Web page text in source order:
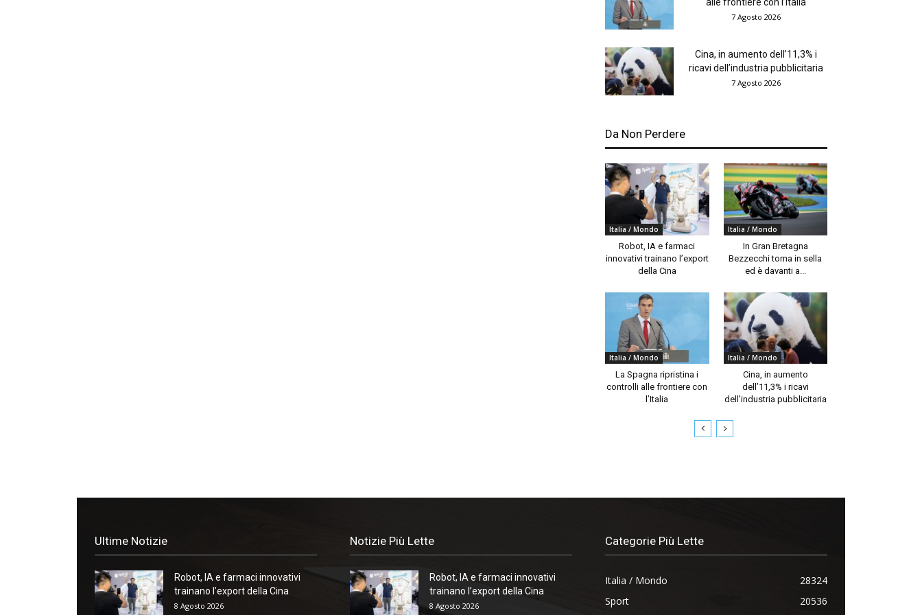
alle frontiere con l’Italia
7 Agosto 2026
Cina, in aumento dell’11,3% i
ricavi dell’industria pubblicitaria
7 Agosto 2026
Da Non Perdere
Italia / Mondo
Robot, IA e farmaci
innovativi trainano l’export
della Cina
Italia / Mondo
In Gran Bretagna
Bezzecchi torna in sella
ed è davanti a...
Italia / Mondo
La Spagna ripristina i
controlli alle frontiere con
l’Italia
Italia / Mondo
Cina, in aumento
dell’11,3% i ricavi
dell’industria pubblicitaria
Ultime Notizie
Robot, IA e farmaci innovativi
trainano l’export della Cina
8 Agosto 2026
Notizie Più Lette
Robot, IA e farmaci innovativi
trainano l’export della Cina
8 Agosto 2026
Categorie Più Lette
Italia / Mondo
28324
Sport
20536